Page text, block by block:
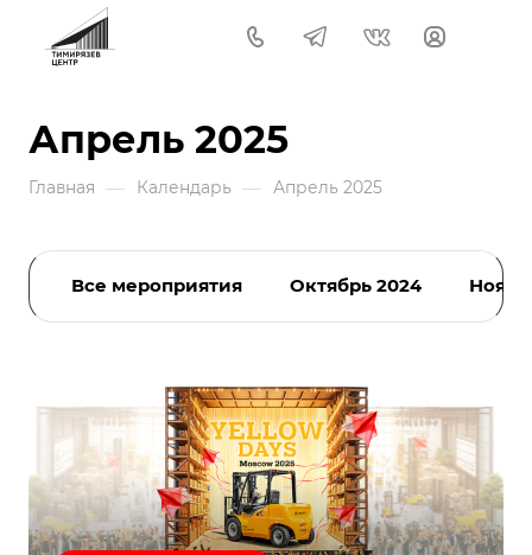
Апрель 2025
Главная — Календарь — Апрель 2025
Все мероприятия Октябрь 2024